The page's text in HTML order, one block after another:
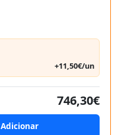
+11,50€/un
746,30€
Adicionar